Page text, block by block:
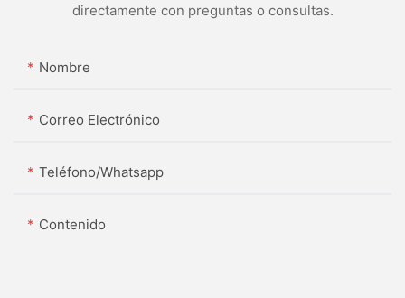
directamente con preguntas o consultas.
Nombre
Correo Electrónico
Teléfono/whatsapp
Contenido